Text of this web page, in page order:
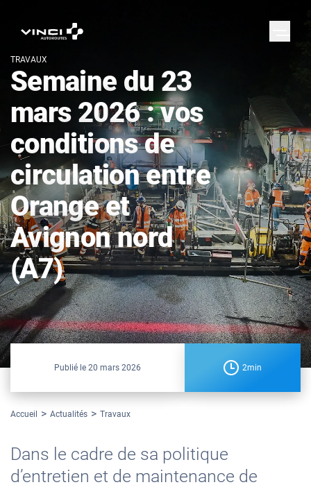
TRAVAUX
Semaine du 23
mars 2026 : vos
conditions de
circulation entre
Orange et
Avignon nord
(A7)
Publié le 20 mars 2026 2min
Accueil Actualités Travaux
Dans le cadre de sa politique
d’entretien et de maintenance de